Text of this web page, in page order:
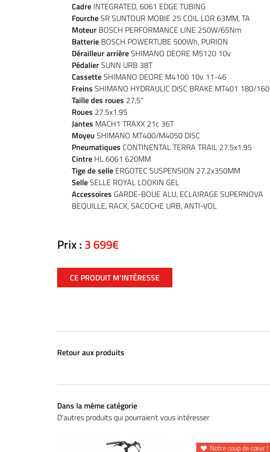
Cadre INTEGRATED, 6061 EDGE TUBING
FourcheSR SUNTOUR MOBIE 25 COIL LOR 63MM, TA
Moteur BOSCH PERFORMANCE LINE 250W/65Nm
Batterie BOSCH POWERTUBE 500Wh, PURION
Dérailleur arrièreSHIMANO DEORE M5120 10v
PédalierSUNN URB 38T
CassetteSHIMANO DEORE M4100 10v 11-46
Freins SHIMANO HYDRAULIC DISC BRAKE MT401 180/160
Taille des roues 27,5''
Roues 27.5x1.95
Jantes MACH1 TRAXX 21c 36T
Moyeu SHIMANO MT400/M4050 DISC
Pneumatiques CONTINENTAL TERRA TRAIL 27.5x1.95
Cintre HL 6061 620MM
Tige de selle ERGOTEC SUSPENSION 27.2x350MM
SelleSELLE ROYAL LOOKIN GEL
Accessoires GARDE-BOUE ALU, ECLAIRAGE SUPERNOVA
BEQUILLE, RACK, SACOCHE URB, ANTI-VOL
Prix :3 699€
CE PRODUIT M'INTÉRESSE
Retour aux produits
Dans la même catégorie
D'autres produits qui pourraient vous intéresser
 Notre coup de cœur !